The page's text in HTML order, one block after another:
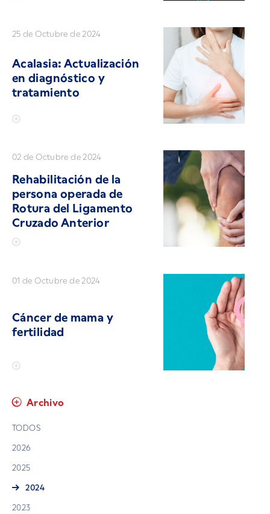
25 de Octubre de 2024
Acalasia: Actualización
en diagnóstico y
tratamiento
02 de Octubre de 2024
Rehabilitación de la
persona operada de
Rotura del Ligamento
Cruzado Anterior
01 de Octubre de 2024
Cáncer de mama y
fertilidad
Archivo
TODOS
2026
2025
2024
2023